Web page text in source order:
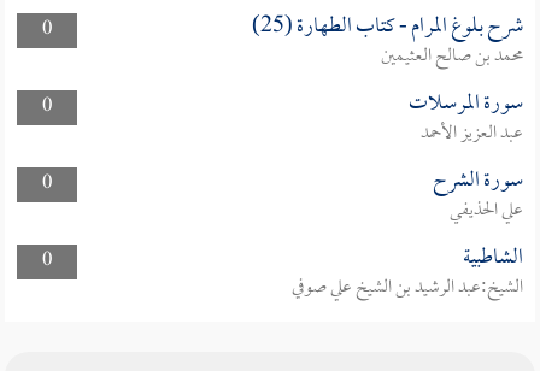
0
شرح بلوغ المرام - كتاب الطهارة (25)
محمد بن صالح العثيمين
0
سورة المرسلات
عبد العزيز الأحمد
0
سورة الشرح
علي الحذيفي
0
الشاطبية
الشيخ:عبد الرشيد بن الشيخ علي صوفي